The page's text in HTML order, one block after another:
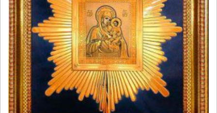
–
0
л
е
т
"